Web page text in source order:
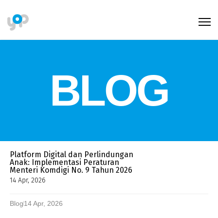
BLOG
Platform Digital dan Perlindungan
Anak: Implementasi Peraturan
Menteri Komdigi No. 9 Tahun 2026
14 Apr, 2026
Blog14 Apr, 2026